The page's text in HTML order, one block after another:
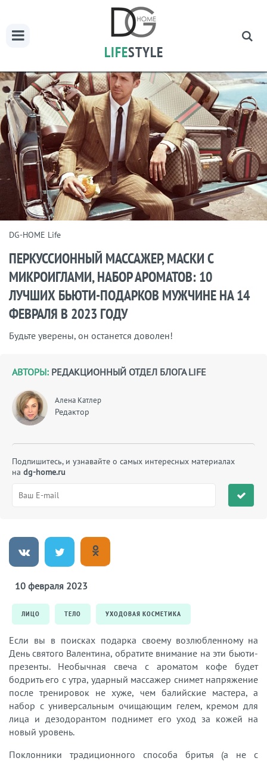
LIFESTYLE
DG-HOME Life
ПЕРКУССИОННЫЙ МАССАЖЕР, МАСКИ С
МИКРОИГЛАМИ, НАБОР АРОМАТОВ: 10
ЛУЧШИХ БЬЮТИ-ПОДАРКОВ МУЖЧИНЕ НА 14
ФЕВРАЛЯ В 2023 ГОДУ
Будьте уверены, он останется доволен!
АВТОРЫ: РЕДАКЦИОННЫЙ ОТДЕЛ БЛОГА LIFE
Алена Катлер
Редактор
Подпишитесь, и узнавайте о самых интересных материалах
на dg-home.ru
10 февраля 2023
ЛИЦО ТЕЛО УХОДОВАЯ КОСМЕТИКА
Если вы в поисках подарка своему возлюбленному на
День святого Валентина, обратите внимание на эти бьюти-
презенты. Необычная свеча с ароматом кофе будет
бодрить его с утра, ударный массажер снимет напряжение
после тренировок не хуже, чем балийские мастера, а
набор с универсальным очищающим гелем, кремом для
лица и дезодорантом поднимет его уход за кожей на
новый уровень.
Поклонники традиционного способа бритья (а не с